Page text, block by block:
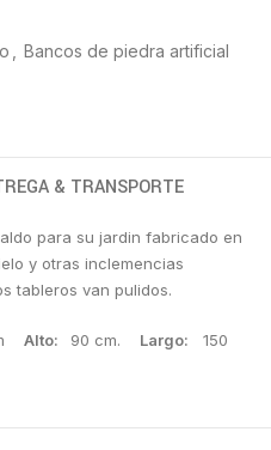
Bancos de piedra artificial
& TRANSPORTE
para su jardin fabricado en
y otras inclemencias
tableros van pulidos.
Alto: 90 cm. Largo: 150